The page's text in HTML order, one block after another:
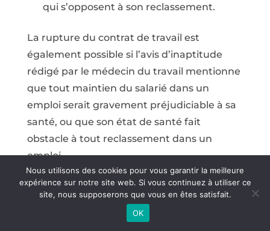
qui s’opposent à son reclassement.
La rupture du contrat de travail est
également possible si l’avis d’inaptitude
rédigé par le médecin du travail mentionne
que tout maintien du salarié dans un
emploi serait gravement préjudiciable à sa
santé, ou que son état de santé fait
obstacle à tout reclassement dans un
emploi.
Quelles sont les
indemnités versées lors
Nous utilisons des cookies pour vous garantir la meilleure
expérience sur notre site web. Si vous continuez à utiliser ce
site, nous supposerons que vous en êtes satisfait.
OK